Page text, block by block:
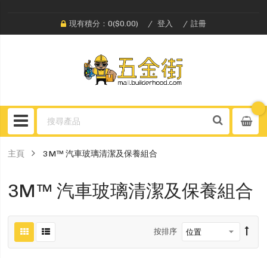
現有積分：0($0.00) 登入 註冊
主頁 3M™️ 汽車玻璃清潔及保養組合
3M™️ 汽車玻璃清潔及保養組合
按排序